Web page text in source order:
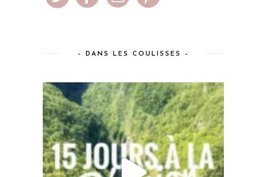
– DANS LES COULISSES –